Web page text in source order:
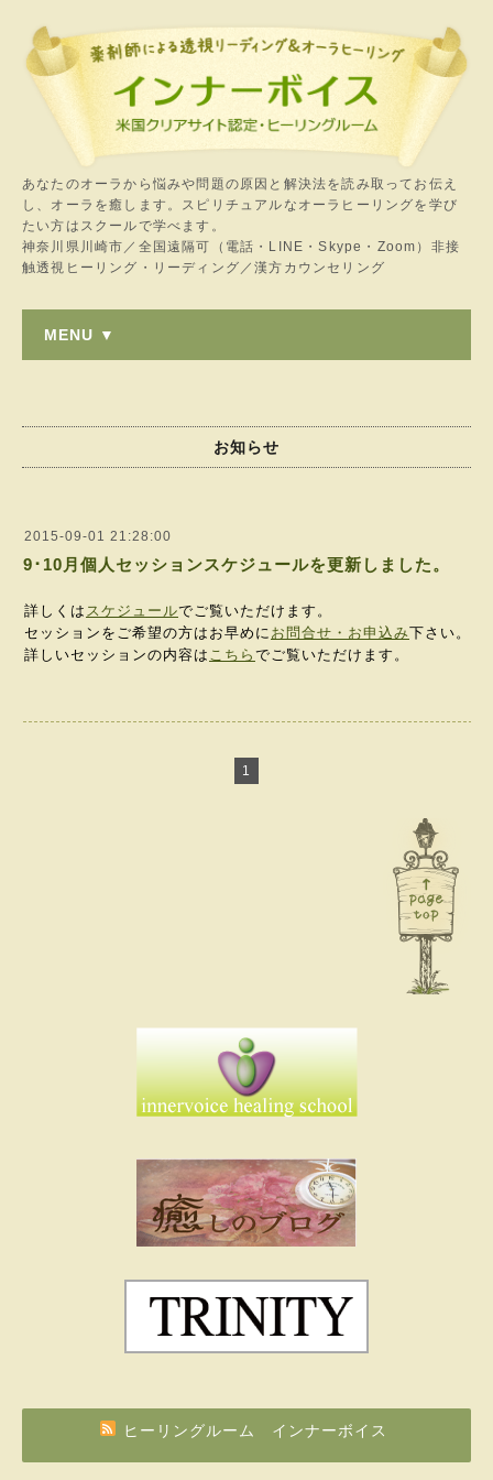
あなたのオーラから悩みや問題の原因と解決法を読み取ってお伝え
し、オーラを癒します。スピリチュアルなオーラヒーリングを学び
たい方はスクールで学べます。
神奈川県川崎市／全国遠隔可（電話・LINE・Skype・Zoom）非接
触透視ヒーリング・リーディング／漢方カウンセリング
MENU ▼
お知らせ
2015-09-01 21:28:00
9･10月個人セッションスケジュールを更新しました。
詳しくは スケジュールでご覧いただけます。
セッションをご希望の方はお早めに お問合せ・お申込み下さい。
詳しいセッションの内容は こちら でご覧いただけます。
1
ヒーリングルーム インナーボイス